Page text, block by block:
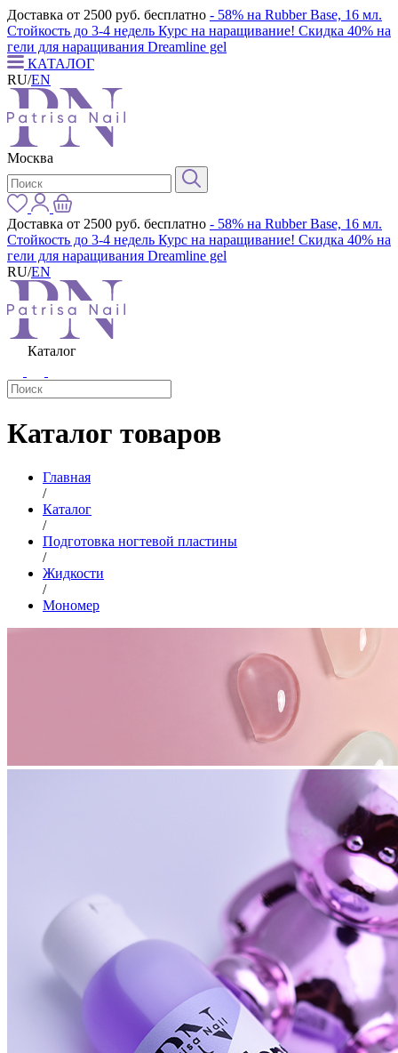
Доставка от 2500 руб. бесплатно - 58% на Rubber Base, 16 мл.
Стойкость до 3-4 недель Курс на наращивание! Скидка 40% на
гели для наращивания Dreamline gel
КАТАЛОГ
RU/EN
Москва
Доставка от 2500 руб. бесплатно - 58% на Rubber Base, 16 мл.
Стойкость до 3-4 недель Курс на наращивание! Скидка 40% на
гели для наращивания Dreamline gel
RU/EN
Каталог
Каталог товаров
Главная
/
Каталог
/
Подготовка ногтевой пластины
/
Жидкости
/
Мономер